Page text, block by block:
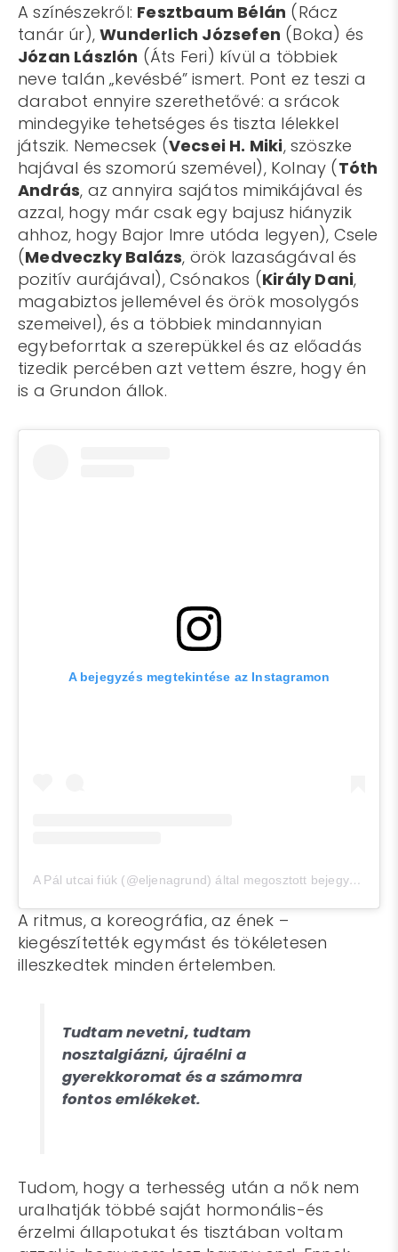
A színészekről: Fesztbaum Bélán (Rácz
tanár úr),Wunderlich Józsefen (Boka) és
Józan Lászlón (Áts Feri) kívül a többiek
neve talán „kevésbé” ismert. Pont ez teszi a
darabot ennyire szerethetővé: a srácok
mindegyike tehetséges és tiszta lélekkel
játszik. Nemecsek (Vecsei H. Miki, szöszke
hajával és szomorú szemével), Kolnay (Tóth
András, az annyira sajátos mimikájával és
azzal, hogy már csak egy bajusz hiányzik
ahhoz, hogy Bajor Imre utóda legyen), Csele
(Medveczky Balázs, örök lazaságával és
pozitív aurájával), Csónakos (Király Dani,
magabiztos jellemével és örök mosolygós
szemeivel), és a többiek mindannyian
egybeforrtak a szerepükkel és az előadás
tizedik percében azt vettem észre, hogy én
is a Grundon állok.
A bejegyzés megtekintése az Instagramon
A Pál utcai fiúk (@eljenagrund) által megosztott bejegyzés
A ritmus, a koreográfia, az ének –
kiegészítették egymást és tökéletesen
illeszkedtek minden értelemben.
Tudtam nevetni, tudtam
nosztalgiázni, újraélni a
gyerekkoromat és a számomra
fontos emlékeket.
Tudom, hogy a terhesség után a nők nem
uralhatják többé saját hormonális-és
érzelmi állapotukat és tisztában voltam